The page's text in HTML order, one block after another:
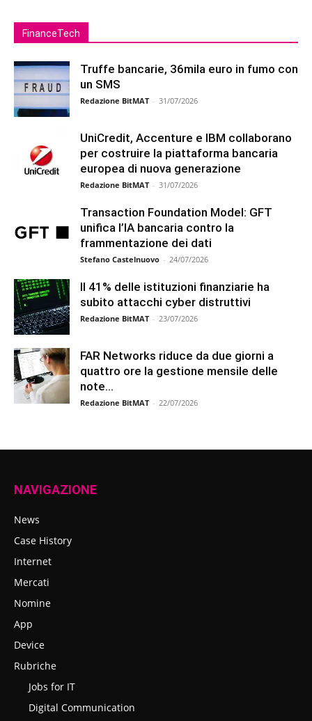
FinanceTech
Truffe bancarie, 36mila euro in fumo con
un SMS
Redazione BitMAT - 31/07/2026
UniCredit, Accenture e IBM collaborano
per costruire la piattaforma bancaria
europea di nuova generazione
Redazione BitMAT - 31/07/2026
Transaction Foundation Model: GFT
unifica l’IA bancaria contro la
frammentazione dei dati
Stefano Castelnuovo - 24/07/2026
Il 41% delle istituzioni finanziarie ha
subito attacchi cyber distruttivi
Redazione BitMAT - 23/07/2026
FAR Networks riduce da due giorni a
quattro ore la gestione mensile delle
note...
Redazione BitMAT - 22/07/2026
NAVIGAZIONE
News
Case History
Internet
Mercati
Nomine
App
Device
Rubriche
Jobs for IT
Digital Communication